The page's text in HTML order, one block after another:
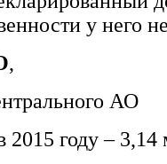
у него
,
АО
2015 году –